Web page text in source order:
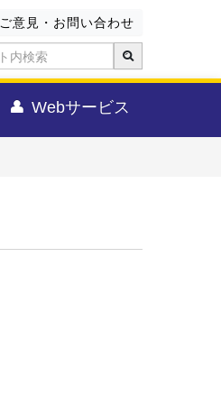
ご意見・お問い合わせ
Webサービス